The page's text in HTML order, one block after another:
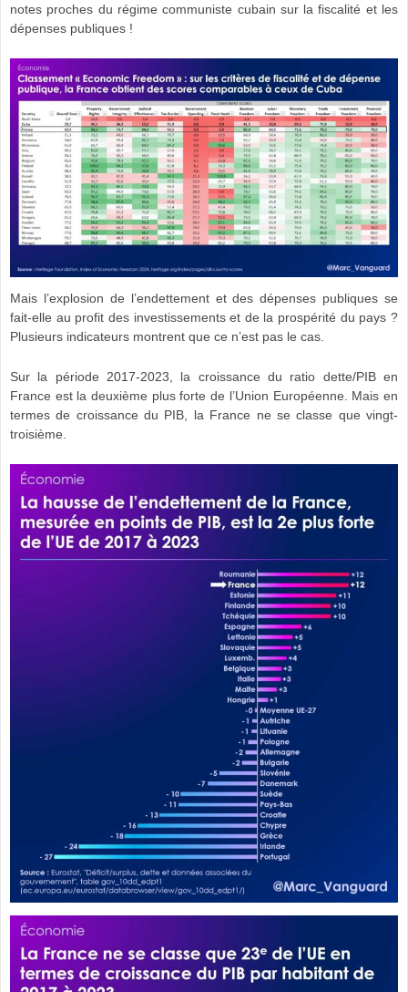
notes proches du régime communiste cubain sur la fiscalité et les
dépenses publiques !
Mais l’explosion de l’endettement et des dépenses publiques se
fait-elle au profit des investissements et de la prospérité du pays ?
Plusieurs indicateurs montrent que ce n’est pas le cas.
Sur la période 2017-2023, la croissance du ratio dette/PIB en
France est la deuxième plus forte de l’Union Européenne. Mais en
termes de croissance du PIB, la France ne se classe que vingt-
troisième.